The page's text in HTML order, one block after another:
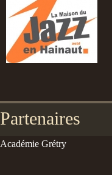
Partenaires
Académie Grétry